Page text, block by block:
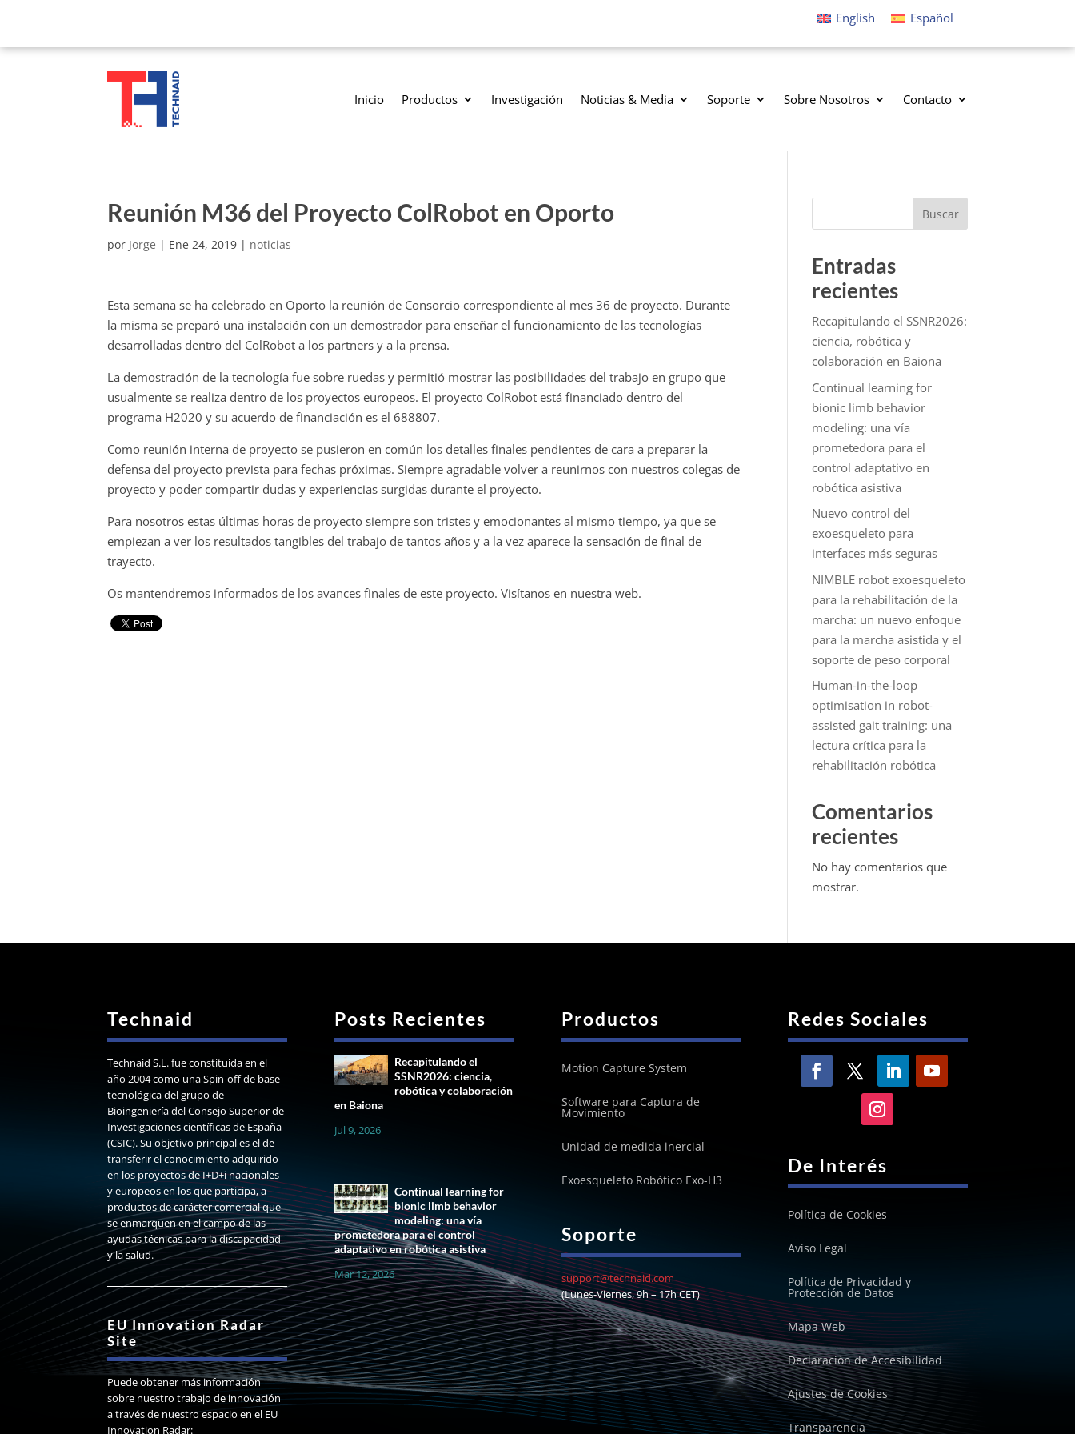
English Español
Inicio Productos Investigación Noticias & Media Soporte Sobre Nosotros Contacto
Reunión M36 del Proyecto ColRobot en Oporto
por Jorge | Ene 24, 2019 | noticias
Esta semana se ha celebrado en Oporto la reunión de Consorcio correspondiente al mes 36 de proyecto. Durante
la misma se preparó una instalación con un demostrador para enseñar el funcionamiento de las tecnologías
desarrolladas dentro del ColRobot a los partners y a la prensa.
La demostración de la tecnología fue sobre ruedas y permitió mostrar las posibilidades del trabajo en grupo que
usualmente se realiza dentro de los proyectos europeos. El proyecto ColRobot está financiado dentro del
programa H2020 y su acuerdo de financiación es el 688807.
Como reunión interna de proyecto se pusieron en común los detalles finales pendientes de cara a preparar la
defensa del proyecto prevista para fechas próximas. Siempre agradable volver a reunirnos con nuestros colegas de
proyecto y poder compartir dudas y experiencias surgidas durante el proyecto.
Para nosotros estas últimas horas de proyecto siempre son tristes y emocionantes al mismo tiempo, ya que se
empiezan a ver los resultados tangibles del trabajo de tantos años y a la vez aparece la sensación de final de
trayecto.
Os mantendremos informados de los avances finales de este proyecto. Visítanos en nuestra web.
Buscar
Entradas
recientes
Recapitulando el SSNR2026:
ciencia, robótica y
colaboración en Baiona
Continual learning for
bionic limb behavior
modeling: una vía
prometedora para el
control adaptativo en
robótica asistiva
Nuevo control del
exoesqueleto para
interfaces más seguras
NIMBLE robot exoesqueleto
para la rehabilitación de la
marcha: un nuevo enfoque
para la marcha asistida y el
soporte de peso corporal
Human-in-the-loop
optimisation in robot-
assisted gait training: una
lectura crítica para la
rehabilitación robótica
Comentarios
recientes
No hay comentarios que
mostrar.
Technaid
Technaid S.L. fue constituida en el
año 2004 como una Spin-off de base
tecnológica del grupo de
Bioingeniería del Consejo Superior de
Investigaciones científicas de España
(CSIC). Su objetivo principal es el de
transferir el conocimiento adquirido
en los proyectos de I+D+i nacionales
y europeos en los que participa, a
productos de carácter comercial que
se enmarquen en el campo de las
ayudas técnicas para la discapacidad
y la salud.
EU Innovation Radar
Site
Puede obtener más información
sobre nuestro trabajo de innovación
a través de nuestro espacio en el EU
Innovation Radar:
Posts Recientes
Recapitulando el
SSNR2026: ciencia,
robótica y colaboración
en Baiona
Jul 9, 2026
Continual learning for
bionic limb behavior
modeling: una vía
prometedora para el control
adaptativo en robótica asistiva
Mar 12, 2026
Productos
Motion Capture System
Software para Captura de
Movimiento
Unidad de medida inercial
Exoesqueleto Robótico Exo-H3
Soporte
support@technaid.com
(Lunes-Viernes, 9h – 17h CET)
Redes Sociales
De Interés
Política de Cookies
Aviso Legal
Política de Privacidad y
Protección de Datos
Mapa Web
Declaración de Accesibilidad
Ajustes de Cookies
Transparencia